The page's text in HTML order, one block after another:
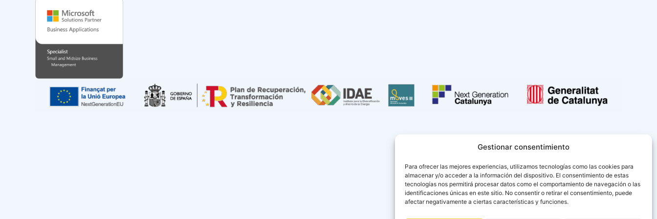
Gestionar consentimiento
Para ofrecer las mejores experiencias, utilizamos tecnologías como las cookies para
almacenar y/o acceder a la información del dispositivo. El consentimiento de estas
tecnologías nos permitirá procesar datos como el comportamiento de navegación o las
identificaciones únicas en este sitio. No consentir o retirar el consentimiento, puede
afectar negativamente a ciertas características y funciones.